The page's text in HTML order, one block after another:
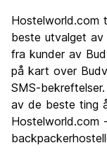
Kultur
Feste
Verdi for pengene
Hostelworld.com
beste utvalget av
fra kunder av
på kart over
SMS-
av de beste ting
Hostelworld.com